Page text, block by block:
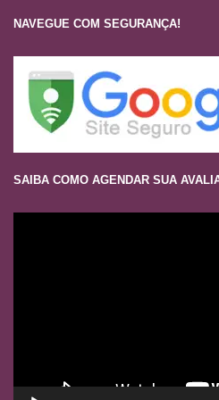
NAVEGUE COM SEGURANÇA!
SAIBA COMO AGENDAR SUA